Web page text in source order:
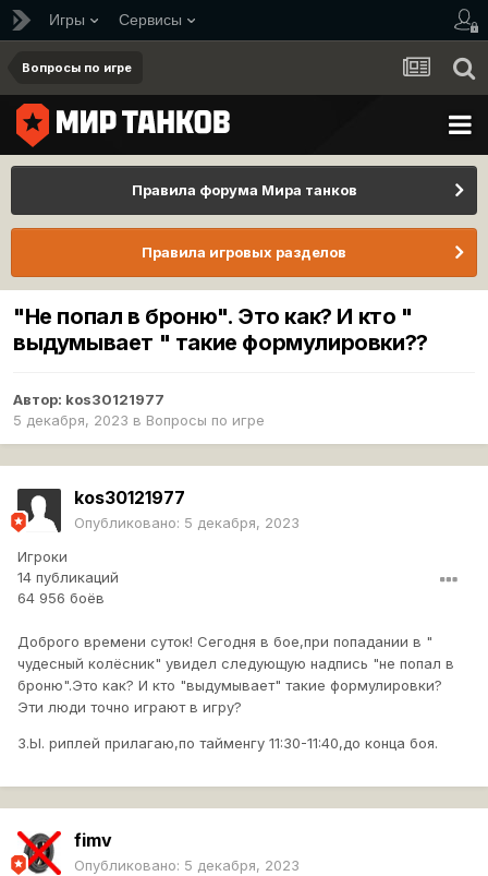
Игры Сервисы
Вопросы по игре
Правила форума Мира танков
Правила игровых разделов
"Не попал в броню". Это как? И кто "
выдумывает " такие формулировки??
Автор: kos30121977
5 декабря, 2023 в Вопросы по игре
kos30121977
Опубликовано: 5 декабря, 2023
Игроки
14 публикаций
64 956 боёв
Доброго времени суток! Сегодня в бое,при попадании в "
чудесный колёсник" увидел следующую надпись "не попал в
броню".Это как? И кто "выдумывает" такие формулировки?
Эти люди точно играют в игру?
З.Ы. риплей прилагаю,по тайменгу 11:30-11:40,до конца боя.
fimv
Опубликовано: 5 декабря, 2023